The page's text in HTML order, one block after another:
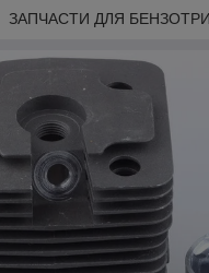
ЗАПЧАСТИ ДЛЯ